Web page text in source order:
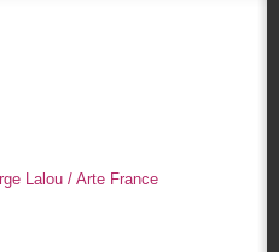
Lalou / Arte France